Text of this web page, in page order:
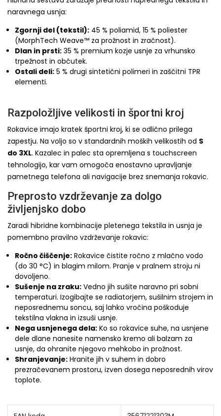
naravnega usnja:
Zgornji del (tekstil): 45 % poliamid, 15 % poliester
(MorphTech Weave™ za prožnost in zračnost).
Dlan in prsti: 35 % premium kozje usnje za vrhunsko
trpežnost in občutek.
Ostali deli: 5 % drugi sintetični polimeri in zaščitni TPR
elementi.
Razpoložljive velikosti in športni kroj
Rokavice imajo kratek športni kroj, ki se odlično prilega
zapestju. Na voljo so v standardnih moških velikostih od S
do 3XL. Kazalec in palec sta opremljena s touchscreen
tehnologijo, kar vam omogoča enostavno upravljanje
pametnega telefona ali navigacije brez snemanja rokavic.
Preprosto vzdrževanje za dolgo
življenjsko dobo
Zaradi hibridne kombinacije pletenega tekstila in usnja je
pomembno pravilno vzdrževanje rokavic:
Ročno čiščenje: Rokavice čistite ročno z mlačno vodo
(do 30 °C) in blagim milom. Pranje v pralnem stroju ni
dovoljeno.
Sušenje na zraku: Vedno jih sušite naravno pri sobni
temperaturi. Izogibajte se radiatorjem, sušilnim strojem in
neposrednemu soncu, saj lahko vročina poškoduje
tekstilna vlakna in izsuši usnje.
Nega usnjenega dela: Ko so rokavice suhe, na usnjene
dele dlane nanesite namensko kremo ali balzam za
usnje, da ohranite njegovo mehkobo in prožnost.
Shranjevanje: Hranite jih v suhem in dobro
prezračevanem prostoru, izven dosega neposrednih virov
toplote.